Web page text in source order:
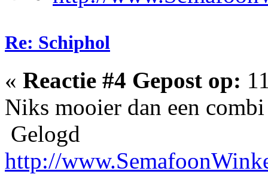
Re: Schiphol
« Reactie #4 Gepost op:
Niks mooier dan een
Gelogd
http://